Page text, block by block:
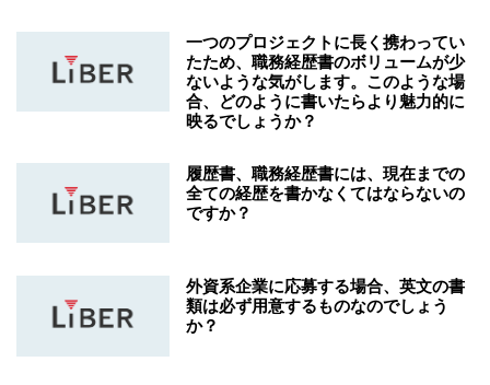
一つのプロジェクトに長く携わってい
たため、職務経歴書のボリュームが少
ないような気がします。このような場
合、どのように書いたらより魅力的に
映るでしょうか？
履歴書、職務経歴書には、現在までの
全ての経歴を書かなくてはならないの
ですか？
外資系企業に応募する場合、英文の書
類は必ず用意するものなのでしょう
か？